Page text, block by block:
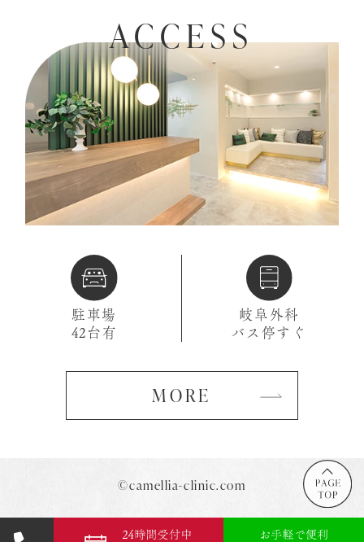
ACCESS
駐車場
42台有
岐阜外科
バス停すぐ
MORE
©camellia-clinic.com